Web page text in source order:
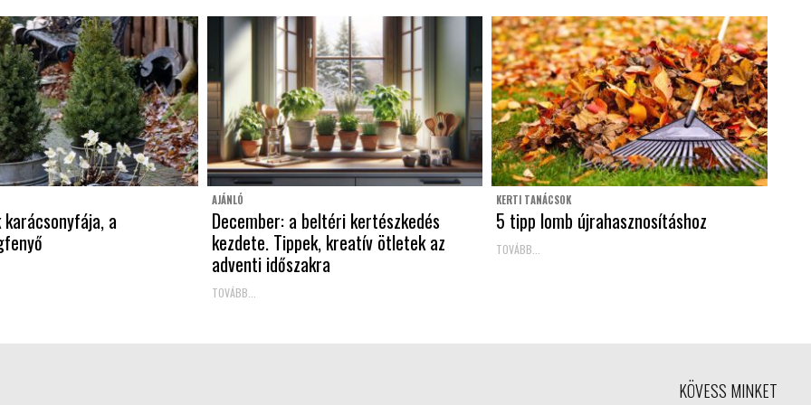
karácsonyfája, a
AJÁNLÓ
December: a beltéri kertészkedés
kezdete. Tippek, kreatív ötletek az
adventi időszakra
TOVÁBB...
KERTI TANÁCSOK
5 tipp lomb újrahasznosításhoz
TOVÁBB...
KÖVESS MINKET